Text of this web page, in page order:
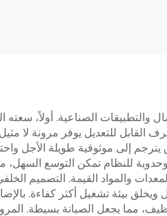
والتطبيقات الصناعية. أولاً،
القابل للتعديل يوفر مرونة لا
إلى موثوقية طويلة الأجل
للنظام تمكن التوسع السهل،
والمواد القيمة. التصميم
بيئة تشغيل أكثر كفاءة.
مما يجعل الصيانة بسيطة.